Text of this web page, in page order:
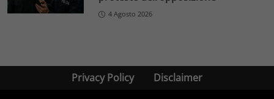
4 Agosto 2026
Privacy Policy Disclaimer